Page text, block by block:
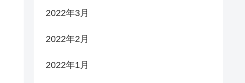
2022年3月
2022年2月
2022年1月